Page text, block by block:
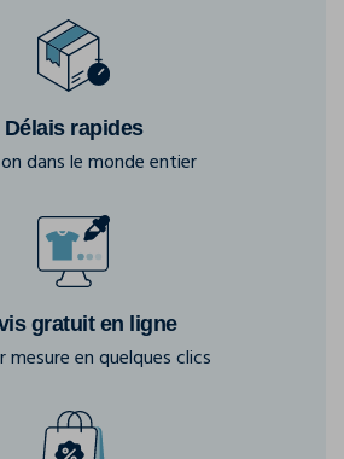
Délais rapides
dans le monde entier
gratuit en ligne
mesure en quelques clics